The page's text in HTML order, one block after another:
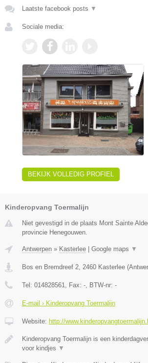
Laatste facebook posts ▼
Sociale media:
BEKIJK VOLLEDIG PROFIEL
Kinderopvang Toermalijn
Niet gevestigd in de plaats Mont Sainte
provincie Henegouwen.
Antwerpen » Kasterlee Google maps ▼
Bos en Bremdreef 2 2460 Kasterlee (
Tel: 014828561 , Fax: - , BTW-nr: -
E-mail › Kinderopvang Toermalijn
Website: http://
Kinderopvang Toermalijn is een
voor kindjes ▼